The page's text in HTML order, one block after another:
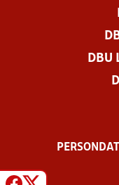
DBU